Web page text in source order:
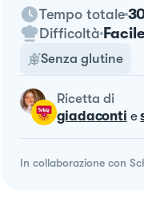
Tempo totale
Difficoltà
Senza glutine
ricetta di
giadaconti e
In collaborazione con